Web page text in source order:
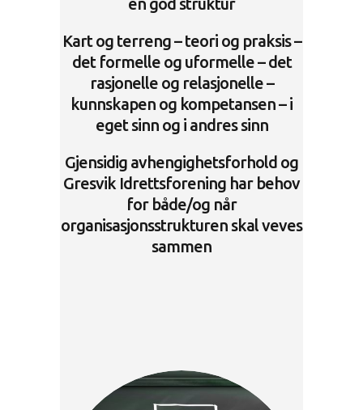
en god struktur
Kart og terreng – teori og praksis –
det formelle og uformelle – det
rasjonelle og relasjonelle –
kunnskapen og kompetansen – i
eget sinn og i andres sinn
Gjensidig avhengighetsforhold og
Gresvik Idrettsforening har behov
for både/og når
organisasjonsstrukturen skal veves
sammen